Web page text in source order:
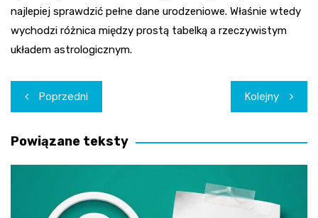
najlepiej sprawdzić pełne dane urodzeniowe. Właśnie wtedy
wychodzi różnica między prostą tabelką a rzeczywistym
układem astrologicznym.
Nawigacja
wpisu
Poprzedni Kolejny
Powiązane teksty